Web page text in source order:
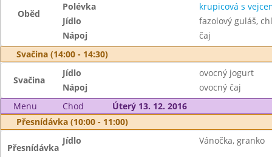
Oběd
Polévka
krupicová s
Jídlo
fazolový guláš,
Nápoj
čaj
Svačina (14:00 - 14:30)
Svačina
Jídlo
ovocný jogurt
Nápoj
ovocný čaj
Menu
Chod
Úterý 13. 12. 2016
Přesnídávka (10:00 - 11:00)
Přesnídávka
Jídlo Vánočka, granko